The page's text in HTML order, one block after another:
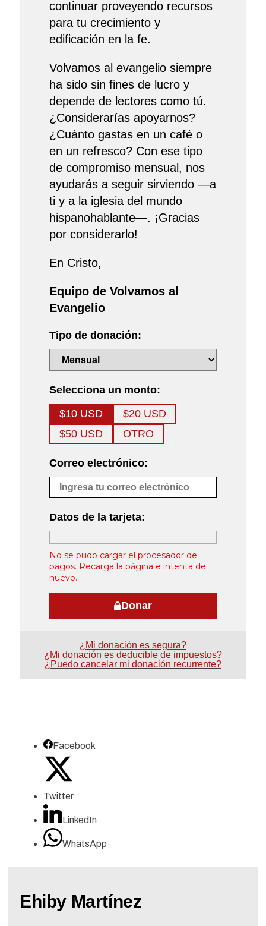
continuar proveyendo recursos
para tu crecimiento y
edificación en la fe.
Volvamos al evangelio siempre
ha sido sin fines de lucro y
depende de lectores como tú.
¿Considerarías apoyarnos?
¿Cuánto gastas en un café o
en un refresco? Con ese tipo
de compromiso mensual, nos
ayudarás a seguir sirviendo —a
ti y a la iglesia del mundo
hispanohablante—. ¡Gracias
por considerarlo!
En Cristo,
Equipo de Volvamos al
Evangelio
Tipo de donación:
Selecciona un monto:
$10 USD
$20 USD
$50 USD
OTRO
Correo electrónico:
Datos de la tarjeta:
No se pudo cargar el procesador de
pagos. Recarga la página e intenta de
nuevo.
Donar
¿Mi donación es segura?
¿Mi donación es deducible de impuestos?
¿Puedo cancelar mi donación recurrente?
Facebook
Twitter
LinkedIn
WhatsApp
Ehiby Martínez